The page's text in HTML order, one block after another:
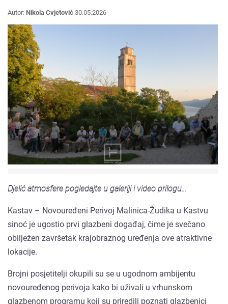
Autor: Nikola Cvjetović 30.05.2026
Djelić atmosfere pogledajte u galeriji i video prilogu...
Kastav – Novouređeni Perivoj Malinica-Žudika u Kastvu
sinoć je ugostio prvi glazbeni događaj, čime je svečano
obilježen završetak krajobraznog uređenja ove atraktivne
lokacije.
Brojni posjetitelji okupili su se u ugodnom ambijentu
novouređenog perivoja kako bi uživali u vrhunskom
glazbenom programu koji su priredili poznati glazbenici